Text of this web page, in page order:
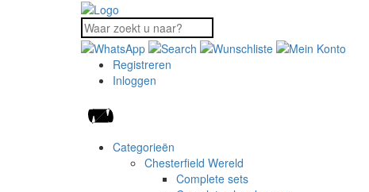
Registreren
Inloggen
Categorieën
Chesterfield Wereld
Complete sets